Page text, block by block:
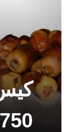
750جم